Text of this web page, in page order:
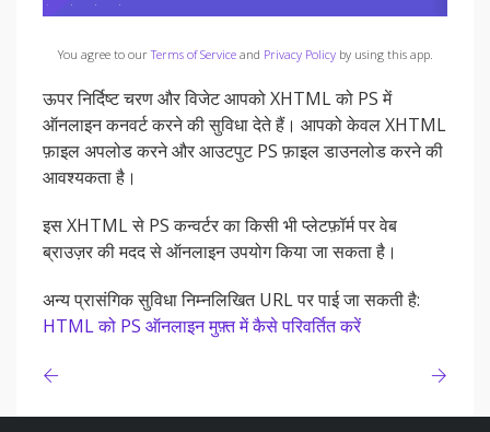
You agree to ourTerms of Serviceand Privacy Policyby using this app.
ऊपर निर्दिष्ट चरण और विजेट आपको XHTML को PS में
ऑनलाइन कनवर्ट करने की सुविधा देते हैं। आपको केवल XHTML
फ़ाइल अपलोड करने और आउटपुट PS फ़ाइल डाउनलोड करने की
आवश्यकता है।
इस XHTML से PS कन्वर्टर का किसी भी प्लेटफ़ॉर्म पर वेब
ब्राउज़र की मदद से ऑनलाइन उपयोग किया जा सकता है।
अन्य प्रासंगिक सुविधा निम्नलिखित URL पर पाई जा सकती है:
HTML को PS ऑनलाइन मुफ़्त में कैसे परिवर्तित करें